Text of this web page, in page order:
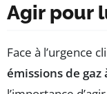
Agir pour
Face à l’urgence
émissions de